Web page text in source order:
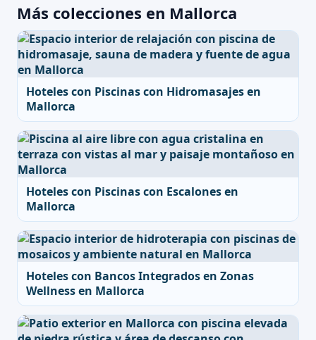
Más colecciones en Mallorca
Hoteles con Piscinas con Hidromasajes en
Mallorca
Hoteles con Piscinas con Escalones en
Mallorca
Hoteles con Bancos Integrados en Zonas
Wellness en Mallorca